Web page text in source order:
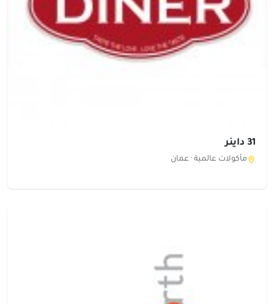
31 داينر
مأكولات عالمية · عمان